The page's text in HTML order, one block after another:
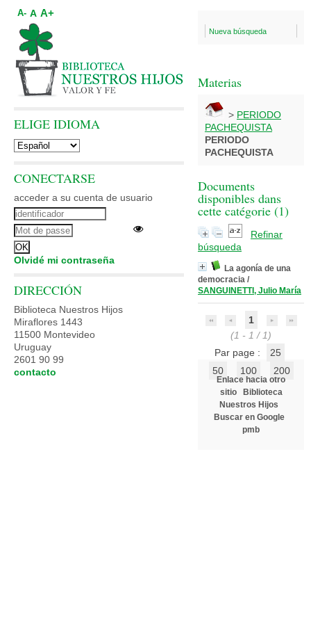
Nueva búsqueda
Materias
> PERIODO
PACHEQUISTA
PERIODO
PACHEQUISTA
Documents
disponibles dans
cette catégorie (1)
Refinar
búsqueda
La agonía de una
democracia /
SANGUINETTI, Julio María
1
(1 - 1 / 1)
Par page :
25
50
100 200
Enlace hacia otro
sitio
Biblioteca
Nuestros Hijos
Buscar en Google
pmb
A- A A+
ELIGE IDIOMA
CONECTARSE
acceder a su cuenta de usuario
Olvidé mi contraseña
DIRECCIÓN
Biblioteca Nuestros Hijos
Miraflores 1443
11500 Montevideo
Uruguay
2601 90 99
contacto